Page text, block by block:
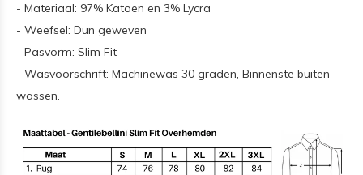
- Materiaal: 97% Katoen en 3% Lycra
- Weefsel: Dun geweven
- Pasvorm: Slim Fit
- Wasvoorschrift: Machinewas 30 graden, Binnenste buiten
wassen.